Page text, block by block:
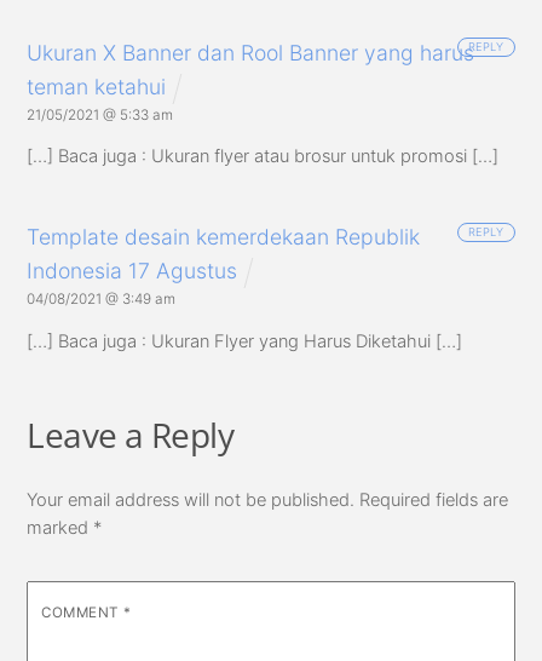
Ukuran X Banner dan Rool Banner yang harus
teman ketahui
21/05/2021 @ 5:33 am
[…] Baca juga : Ukuran flyer atau brosur untuk promosi […]
REPLY
Template desain kemerdekaan Republik
Indonesia 17 Agustus
04/08/2021 @ 3:49 am
[…] Baca juga : Ukuran Flyer yang Harus Diketahui […]
REPLY
Leave a Reply
Your email address will not be published. Required fields are
marked *
COMMENT *